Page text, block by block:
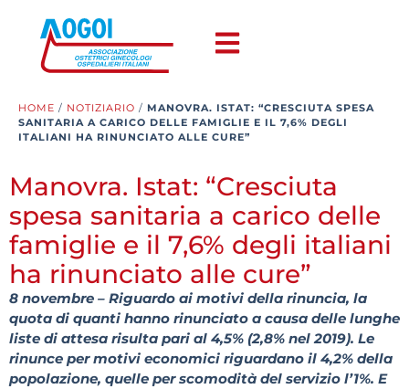
HOME / NOTIZIARIO / MANOVRA. ISTAT: “CRESCIUTA SPESA
SANITARIA A CARICO DELLE FAMIGLIE E IL 7,6% DEGLI
ITALIANI HA RINUNCIATO ALLE CURE”
Manovra. Istat: “Cresciuta
spesa sanitaria a carico delle
famiglie e il 7,6% degli italiani
ha rinunciato alle cure”
8 novembre – Riguardo ai motivi della rinuncia, la
quota di quanti hanno rinunciato a causa delle lunghe
liste di attesa risulta pari al 4,5% (2,8% nel 2019). Le
rinunce per motivi economici riguardano il 4,2% della
popolazione, quelle per scomodità del servizio l’1%. E